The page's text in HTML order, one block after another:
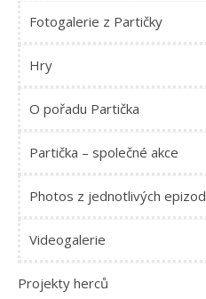
Fotogalerie z Partičky
Hry
O pořadu Partička
Partička – společné akce
Photos z jednotlivých epizod
Videogalerie
Projekty herců